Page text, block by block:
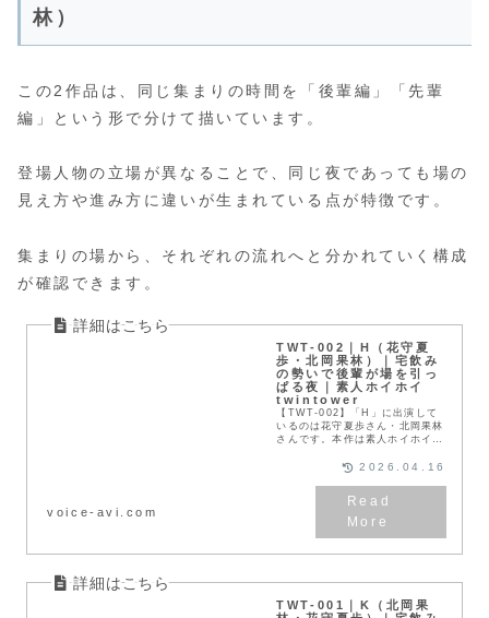
林）
この2作品は、同じ集まりの時間を「後輩編」「先輩
編」という形で分けて描いています。
登場人物の立場が異なることで、同じ夜であっても場の
見え方や進み方に違いが生まれている点が特徴です。
集まりの場から、それぞれの流れへと分かれていく構成
が確認できます。
TWT-002｜H（花守夏
歩・北岡果林）｜宅飲み
の勢いで後輩が場を引っ
ぱる夜｜素人ホイホイ
twintower
【TWT-002】「H」に出演して
いるのは花守夏歩さん・北岡果林
さんです。本作は素人ホイホイ
す。宅飲みの流れに後輩Hが加わ
voice-avi.com
2026.04.16
TWT-001｜K（北岡果